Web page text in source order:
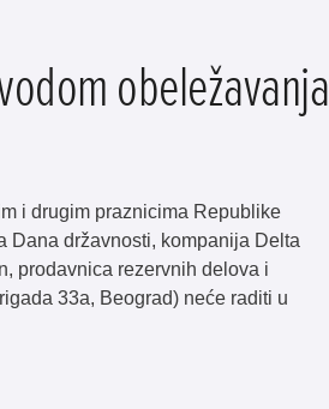
obeležavanja
i drugim praznicima Republike
Dana državnosti, kompanija Delta
prodavnica rezervnih delova i
33a, Beograd) neće raditi u